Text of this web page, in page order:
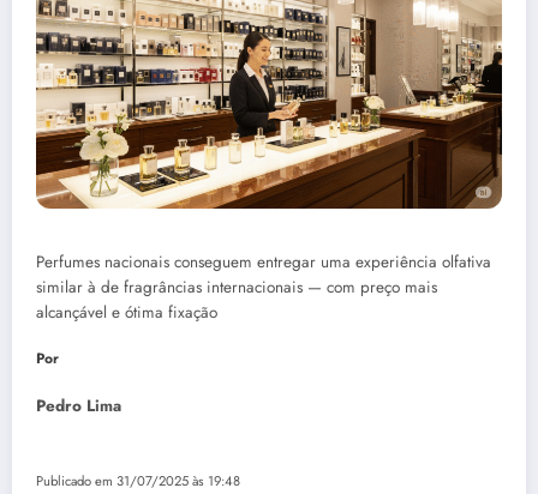
Perfumes nacionais conseguem entregar uma experiência olfativa
similar à de fragrâncias internacionais — com preço mais
alcançável e ótima fixação
Por
Pedro Lima
Publicado em 31/07/2025 às 19:48